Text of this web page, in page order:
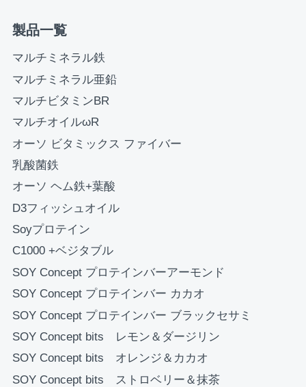
製品一覧
マルチミネラル鉄
マルチミネラル亜鉛
マルチビタミンBR
マルチオイルωR
オーソ ビタミックス ファイバー
乳酸菌鉄
オーソ ヘム鉄+葉酸
D3フィッシュオイル
Soyプロテイン
C1000 +ベジタブル
SOY Concept プロテインバーアーモンド
SOY Concept プロテインバー カカオ
SOY Concept プロテインバー ブラックセサミ
SOY Concept bits レモン＆ダージリン
SOY Concept bits オレンジ＆カカオ
SOY Concept bits ストロベリー＆抹茶